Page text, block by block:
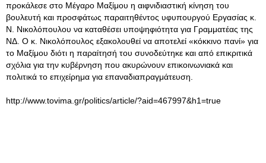
προκάλεσε στο Μέγαρο Μαξίμου η αιφνιδιαστική κίνηση του
βουλευτή και προσφάτως παραιτηθέντος υφυπουργού Εργασίας κ.
Ν. Νικολόπουλου να καταθέσει υποψηφιότητα για Γραμματέας της
ΝΔ. Ο κ. Νικολόπουλος εξακολουθεί να αποτελεί «κόκκινο πανί» για
το Μαξίμου διότι η παραίτησή του συνοδεύτηκε και από επικριτικά
σχόλια για την κυβέρνηση που ακυρώνουν επικοινωνιακά και
πολιτικά το επιχείρημα για επαναδιαπραγμάτευση.
http://www.tovima.gr/politics/article/?aid=467997&h1=true